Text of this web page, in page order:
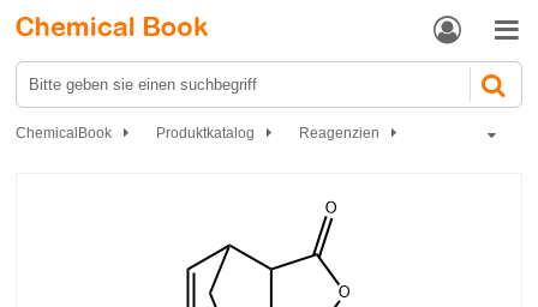
 
ChemicalBook Produktkatalog
Reagenzien